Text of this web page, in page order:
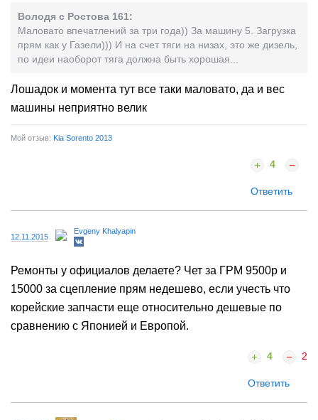
Володя с Ростова 161:
Маловато впечатлений за три года)) За машину 5. Загрузка
прям как у Газели))) И на счет тяги на низах, это же дизель,
по идеи наоборот тяга должна быть хорошая...
Лошадок и момента тут все таки маловато, да и вес
машины неприятно велик
Мой отзыв: Kia Sorento 2013
4
Ответить
12.11.2015
Evgeny Khalyapin
Ремонты у официалов делаете? Чет за ГРМ 9500р и
15000 за сцепление прям недешево, если учесть что
корейские запчасти еще относительно дешевые по
сравнению с Японией и Европой.
4 2
Ответить